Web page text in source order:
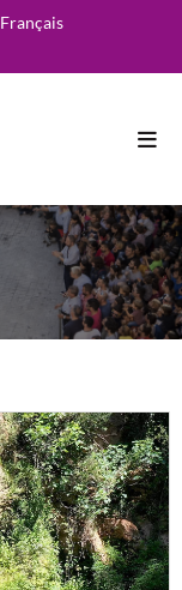
Français